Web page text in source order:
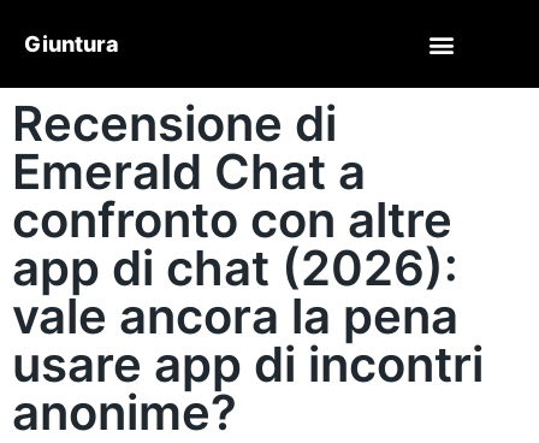
Giuntura
Recensione di
Emerald Chat a
confronto con altre
app di chat (2026):
vale ancora la pena
usare app di incontri
anonime?